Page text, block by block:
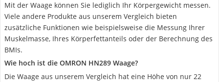
Mit der Waage können Sie lediglich Ihr Körpergewicht messen.
Viele andere Produkte aus unserem Vergleich bieten
zusätzliche Funktionen wie beispielsweise die Messung Ihrer
Muskelmasse, Ihres Körperfettanteils oder der Berechnung des
BMIs.
Wie hoch ist die OMRON HN289 Waage?
Die Waage aus unserem Vergleich hat eine Höhe von nur 22